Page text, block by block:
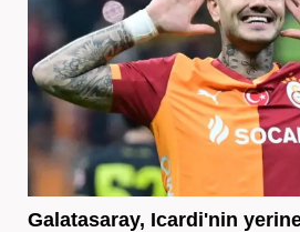
Galatasaray, Icardi'nin